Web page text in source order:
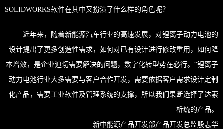
SOLIDWORKS软件在其中又扮演了什么样的角色呢？
近年来，随着新能源汽车行业的高速发展，对锂离子动力电池的
设计提出了更多创造性需求，如何对已有设计进行修改重用，如何降
本增效，是企业迫切需要解决的问题，数字化转型势在必行。“锂离子
动力电池行业大多需要与客户合作开发，需要依据客户需求设计定制
化产品，需要工业软件及管理系统的支撑，所以我们果断选择了达索
析统的产品。
———新中能源产品开发部产品开发总监殷志华